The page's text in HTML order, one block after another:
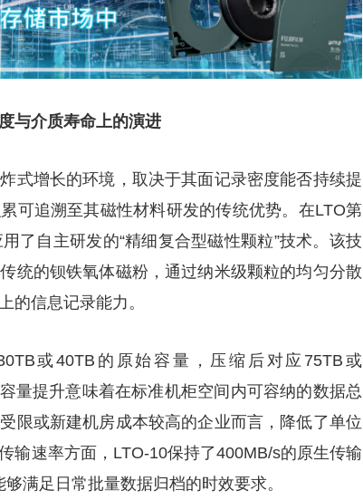
与介质寿命上的演进
式增长的环境，取决于其面记录密度能否持续提
可追溯至其磁性材料研发的传统优势。在LTO第
了自主研发的“精细复合型磁性颗粒”技术。该技
统的钡铁氧体磁粉，通过纳米级颗粒的均匀分散
的信息记录能力。
或40TB的原始容量，压缩后对应75TB或
量提升意味着在标准机柜空间内可容纳的数据总
限或新建机房成本较高的企业而言，降低了单位
输速率方面，LTO-10保持了400MB/s的原生传输
满足日常批量数据归档的时效要求。